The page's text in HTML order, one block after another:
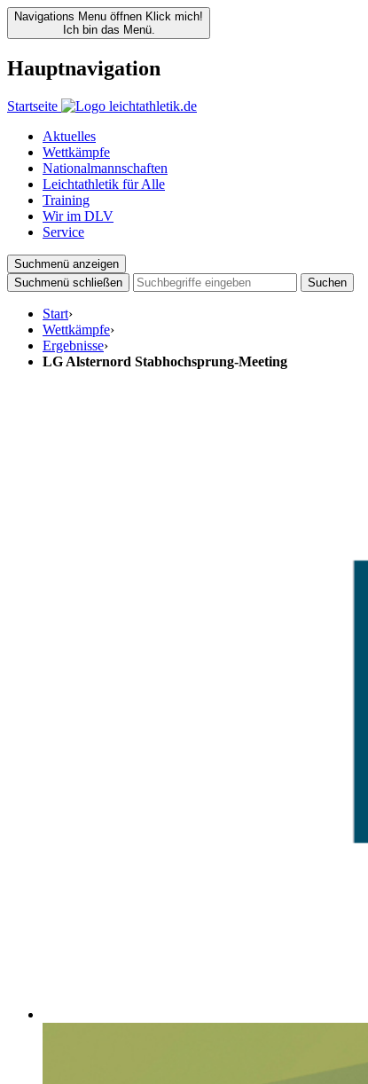
Navigations Menu öffnen Klick mich!
Ich bin das Menü.
Hauptnavigation
Startseite
Aktuelles
Wettkämpfe
Nationalmannschaften
Leichtathletik für Alle
Training
Wir im DLV
Service
Suchmenü anzeigen
Suchmenü schließen
Suchen
Start›
Wettkämpfe›
Ergebnisse›
LG Alsternord Stabhochsprung-Meeting